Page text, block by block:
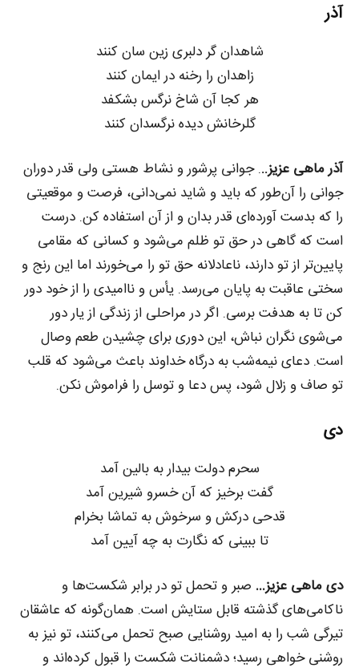
آذر
شاهدان گر دلبری زین سان کنند
زاهدان را رخنه در ایمان کنند
هر کجا آن شاخ نرگس بشکفد
گلرخانش دیده نرگسدان کنند
آذر ماهی عزیز... جوانی پرشور و نشاط هستی ولی قدر دوران
جوانی را آن‌طور که باید و شاید نمی‌دانی، فرصت و موقعیتی
را که بدست آورده‌ای قدر بدان و از آن استفاده کن. درست
است که گاهی در حق تو ظلم می‌شود و کسانی که مقامی
پایین‌تر از تو دارند، ناعادلانه حق تو را می‌خورند اما این رنج و
سختی عاقبت به پایان می‌رسد. یأس و ناامیدی را از خود دور
کن تا به هدفت برسی. اگر در مراحلی از زندگی از یار دور
می‌شوی نگران نباش، این دوری برای چشیدن طعم وصال
است. دعای نیمه‌شب به درگاه خداوند باعث می‌شود که قلب
تو صاف و زلال شود، پس دعا و توسل را فراموش نکن.
دی
سحرم دولت بیدار به بالین آمد
گفت برخیز که آن خسرو شیرین آمد
قدحی درکش و سرخوش به تماشا بخرام
تا ببینی که نگارت به چه آیین آمد
دی ماهی عزیز… صبر و تحمل تو در برابر شکست‌ها و
ناکامی‌های گذشته قابل ستایش است. همان‌گونه که عاشقان
تیرگی شب را به امید روشنایی صبح تحمل می‌کنند، تو نیز به
روشنی خواهی رسید؛ دشمنانت شکست را قبول کرده‌اند و